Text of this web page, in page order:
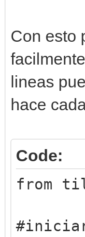
Con esto
lineas
hace
Code:
from